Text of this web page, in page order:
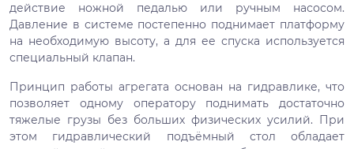
действие ножной педалью или ручным насосом.
Давление в системе постепенно поднимает платформу
на необходимую высоту, а для ее спуска используется
специальный клапан.
Принцип работы агрегата основан на гидравлике, что
позволяет одному оператору поднимать достаточно
тяжелые грузы без больших физических усилий. При
этом гидравлический подъёмный стол обладает